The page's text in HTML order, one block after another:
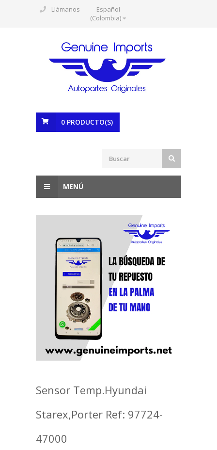
Llámanos
Español
(Colombia)
0 PRODUCTO(S)
MENÚ
Sensor Temp.Hyundai
Starex,Porter Ref: 97724-
47000